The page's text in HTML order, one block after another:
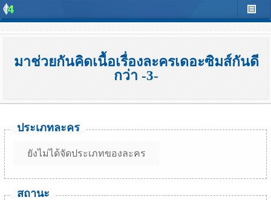
มาช่วยกันคิดเนื้อเรื่องละครเดอะซิมส์กันดี
กว่า -3-
ประเภทละคร
ยังไม่ได้จัดประเภทของละคร
สถานะ